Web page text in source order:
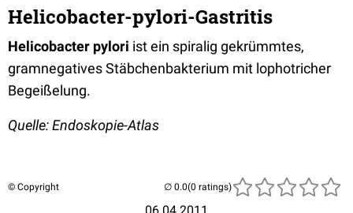
Helicobacter-pylori-Gastritis
Helicobacter pylori ist ein spiralig gekrümmtes,
gramnegatives Stäbchenbakterium mit lophotricher
Begeißelung.
Quelle: Endoskopie-Atlas
© Copyright (0 ratings)